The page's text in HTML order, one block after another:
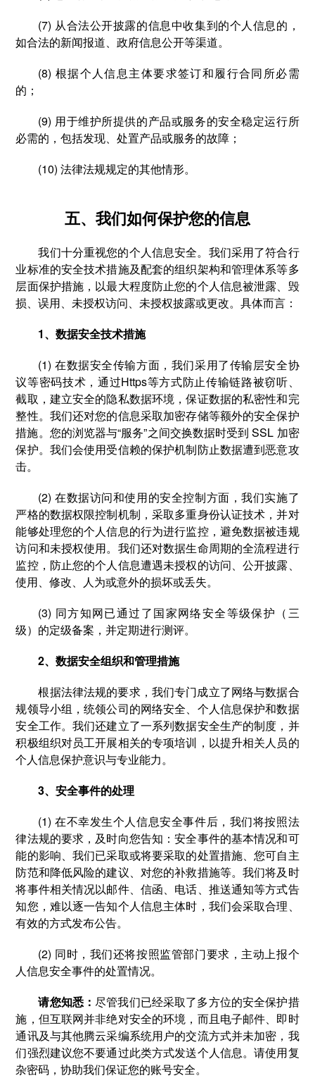
(7) 从合法公开披露的信息中收集到的个人信息的，
如合法的新闻报道、政府信息公开等渠道。
(8) 根据个人信息主体要求签订和履行合同所必需
的；
(9) 用于维护所提供的产品或服务的安全稳定运行所
必需的，包括发现、处置产品或服务的故障；
(10) 法律法规规定的其他情形。
五、我们如何保护您的信息
我们十分重视您的个人信息安全。我们采用了符合行
业标准的安全技术措施及配套的组织架构和管理体系等多
层面保护措施，以最大程度防止您的个人信息被泄露、毁
损、误用、未授权访问、未授权披露或更改。具体而言：
1、数据安全技术措施
(1) 在数据安全传输方面，我们采用了传输层安全协
议等密码技术，通过Https等方式防止传输链路被窃听、
截取，建立安全的隐私数据环境，保证数据的私密性和完
整性。我们还对您的信息采取加密存储等额外的安全保护
措施。您的浏览器与“服务”之间交换数据时受到 SSL 加密
保护。我们会使用受信赖的保护机制防止数据遭到恶意攻
击。
(2) 在数据访问和使用的安全控制方面，我们实施了
严格的数据权限控制机制，采取多重身份认证技术，并对
能够处理您的个人信息的行为进行监控，避免数据被违规
访问和未授权使用。我们还对数据生命周期的全流程进行
监控，防止您的个人信息遭遇未授权的访问、公开披露、
使用、修改、人为或意外的损坏或丢失。
(3) 同方知网已通过了国家网络安全等级保护（三
级）的定级备案，并定期进行测评。
2、数据安全组织和管理措施
根据法律法规的要求，我们专门成立了网络与数据合
规领导小组，统领公司的网络安全、个人信息保护和数据
安全工作。我们还建立了一系列数据安全生产的制度，并
积极组织对员工开展相关的专项培训，以提升相关人员的
个人信息保护意识与专业能力。
3、安全事件的处理
(1) 在不幸发生个人信息安全事件后，我们将按照法
律法规的要求，及时向您告知：安全事件的基本情况和可
能的影响、我们已采取或将要采取的处置措施、您可自主
防范和降低风险的建议、对您的补救措施等。我们将及时
将事件相关情况以邮件、信函、电话、推送通知等方式告
知您，难以逐一告知个人信息主体时，我们会采取合理、
有效的方式发布公告。
(2) 同时，我们还将按照监管部门要求，主动上报个
人信息安全事件的处置情况。
请您知悉：尽管我们已经采取了多方位的安全保护措
施，但互联网并非绝对安全的环境，而且电子邮件、即时
通讯及与其他腾云采编系统用户的交流方式并未加密，我
们强烈建议您不要通过此类方式发送个人信息。请使用复
杂密码，协助我们保证您的账号安全。